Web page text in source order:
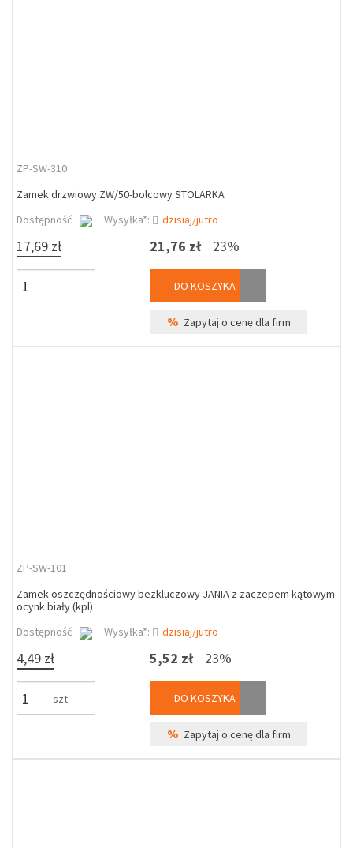
ZP-SW-310
Zamek drzwiowy ZW/50-bolcowy STOLARKA
Dostępność
Wysyłka*: dzisiaj/jutro
17,69 zł 21,76 zł 23%
DO KOSZYKA
% Zapytaj o cenę dla firm
ZP-SW-101
Zamek oszczędnościowy bezkluczowy JANIA z zaczepem kątowym
ocynk biały (kpl)
Dostępność
Wysyłka*: dzisiaj/jutro
4,49 zł
szt
5,52 zł 23%
DO KOSZYKA
% Zapytaj o cenę dla firm